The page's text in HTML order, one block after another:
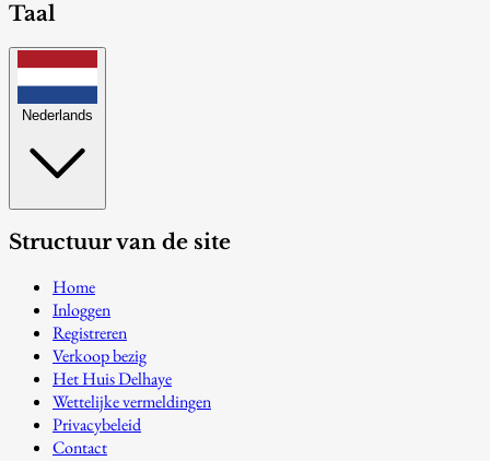
Taal
Nederlands
Structuur van de site
Home
Inloggen
Registreren
Verkoop bezig
Het Huis Delhaye
Wettelijke vermeldingen
Privacybeleid
Contact